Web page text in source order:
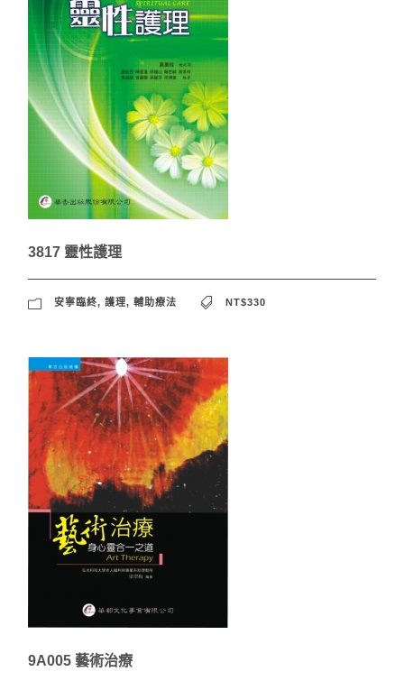
3817 靈性護理
安寧臨終, 護理, 輔助療法 NT$330
9A005 藝術治療